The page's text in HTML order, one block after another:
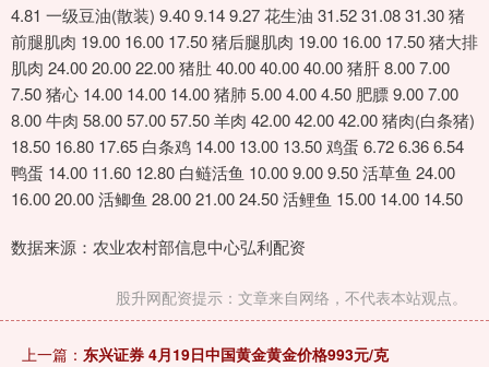
4.81 一级豆油(散装) 9.40 9.14 9.27 花生油 31.52 31.08 31.30 猪
前腿肌肉 19.00 16.00 17.50 猪后腿肌肉 19.00 16.00 17.50 猪大排
肌肉 24.00 20.00 22.00 猪肚 40.00 40.00 40.00 猪肝 8.00 7.00
7.50 猪心 14.00 14.00 14.00 猪肺 5.00 4.00 4.50 肥膘 9.00 7.00
8.00 牛肉 58.00 57.00 57.50 羊肉 42.00 42.00 42.00 猪肉(白条猪)
18.50 16.80 17.65 白条鸡 14.00 13.00 13.50 鸡蛋 6.72 6.36 6.54
鸭蛋 14.00 11.60 12.80 白鲢活鱼 10.00 9.00 9.50 活草鱼 24.00
16.00 20.00 活鲫鱼 28.00 21.00 24.50 活鲤鱼 15.00 14.00 14.50
数据来源：农业农村部信息中心弘利配资
股升网配资提示：文章来自网络，不代表本站观点。
上一篇： 东兴证券 4月19日中国黄金黄金价格993元/克